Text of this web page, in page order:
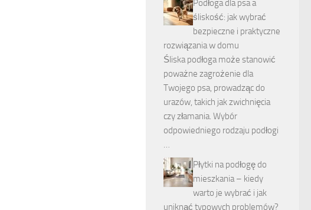
Podłoga dla psa a
śliskość: jak wybrać
bezpieczne i praktyczne
rozwiązania w domu
Śliska podłoga może stanowić
poważne zagrożenie dla
Twojego psa, prowadząc do
urazów, takich jak zwichnięcia
czy złamania. Wybór
odpowiedniego rodzaju podłogi
…
Płytki na podłogę do
mieszkania – kiedy
warto je wybrać i jak
uniknąć typowych problemów?